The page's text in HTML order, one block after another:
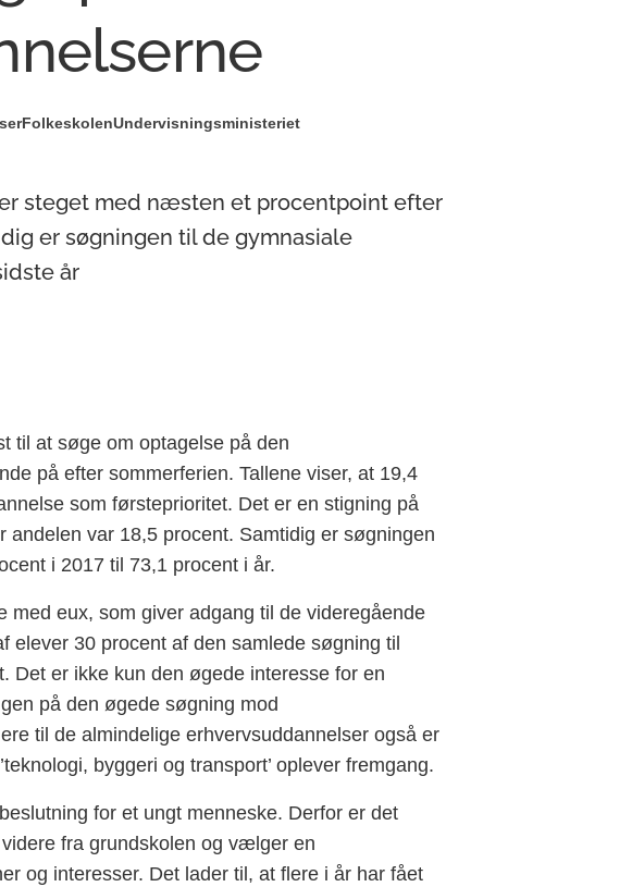
FolkeskolenUndervisningsministeriet
steget med næsten et procentpoint efter
er søgningen til de gymnasiale
år
til at søge om optagelse på den
på efter sommerferien. Tallene viser, at 19,4
som førsteprioritet. Det er en stigning på
var 18,5 procent. Samtidig er søgningen
i 2017 til 73,1 procent i år.
eux, som giver adgang til de videregående
elever 30 procent af den samlede søgning til
Det er ikke kun den øgede interesse for en
på den øgede søgning mod
til de almindelige erhvervsuddannelser også er
byggeri og transport’ oplever fremgang.
for et ungt menneske. Derfor er det
fra grundskolen og vælger en
og interesser. Det lader til, at flere i år har fået